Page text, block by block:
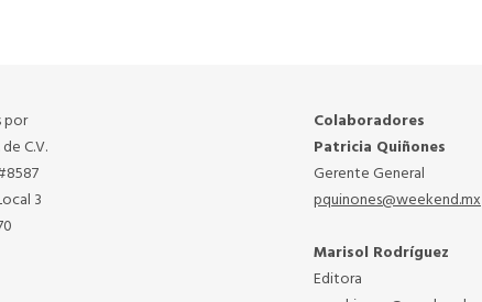
por
C.V.
3
Colaboradores
Patricia Quiñones
Gerente General
pquinones@weekend.mx
Marisol Rodríguez
Editora